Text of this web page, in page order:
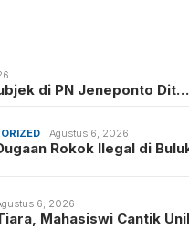
di PN Jeneponto Dit…
Agustus 6, 2026
Rokok Ilegal di
6, 2026
Mahasiswi Cantik